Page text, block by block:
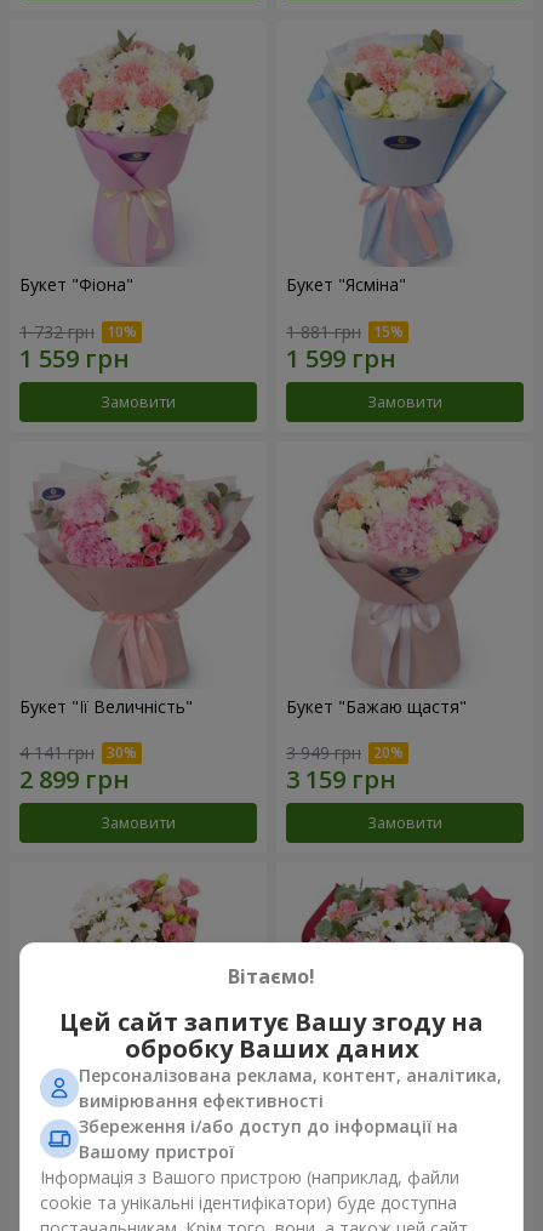
Букет "Фіона"
1 732 грн
Замовити
Букет "Ясміна"
1 881 грн
Замовити
Букет "Її Величність"
4 141 грн
Замовити
Букет "Бажаю щастя"
3 949 грн
Замовити
Букет "Юмокі"
1 175 грн
Букет "Чарівність ніжності"
3 199 грн
Вітаємо!
Цей сайт запитує Вашу згоду на
обробку Ваших даних
Персоналізована реклама, контент, аналітика,
вимірювання ефективності
Збереження і/або доступ до інформації на
Вашому пристрої
Інформація з Вашого пристрою (наприклад, файли
cookie та унікальні ідентифікатори) буде доступна